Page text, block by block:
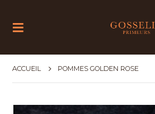
ACCUEIL POMMES GOLDEN ROSE